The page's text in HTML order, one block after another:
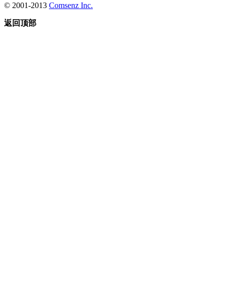
© 2001-2013 Comsenz Inc.
返回顶部